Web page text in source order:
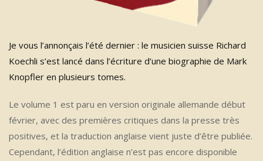
Je vous l’annonçais l’été dernier : le musicien suisse Richard
Koechli s’est lancé dans l’écriture d’une biographie de Mark
Knopfler en plusieurs tomes.
Le volume 1 est paru en version originale allemande début
février, avec des premières critiques dans la presse très
positives, et la traduction anglaise vient juste d’être publiée.
Cependant, l’édition anglaise n’est pas encore disponible